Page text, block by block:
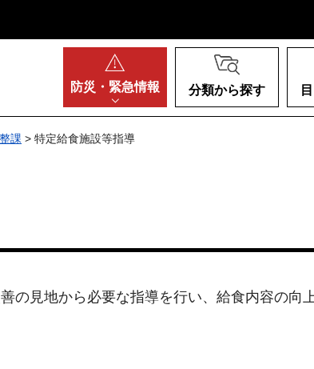
防災・ 緊急情報 分類から探す
課 > 特定給食施設等指導
の見地から必要な指導を行い、給食内容の向